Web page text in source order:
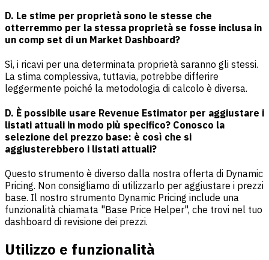
D. Le stime per proprietà sono le stesse che
otterremmo per la stessa proprietà se fosse inclusa in
un comp set di un Market Dashboard?
Sì, i ricavi per una determinata proprietà saranno gli stessi.
La stima complessiva, tuttavia, potrebbe differire
leggermente poiché la metodologia di calcolo è diversa.
D. È possibile usare Revenue Estimator per aggiustare i
listati attuali in modo più specifico? Conosco la
selezione del prezzo base: è così che si
aggiusterebbero i listati attuali?
Questo strumento è diverso dalla nostra offerta di Dynamic
Pricing. Non consigliamo di utilizzarlo per aggiustare i prezzi
base. Il nostro strumento Dynamic Pricing include una
funzionalità chiamata "Base Price Helper", che trovi nel tuo
dashboard di revisione dei prezzi.
Utilizzo e funzionalità